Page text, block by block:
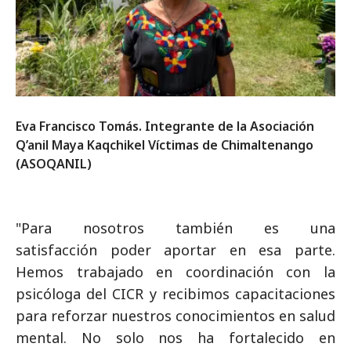
Eva Francisco Tomás. Integrante de la Asociación
Q’anil Maya Kaqchikel Víctimas de Chimaltenango
(ASOQANIL)
"Para nosotros también es una
satisfacción poder aportar en esa parte.
Hemos trabajado en coordinación con la
psicóloga del CICR y recibimos capacitaciones
para reforzar nuestros conocimientos en salud
mental. No solo nos ha fortalecido en